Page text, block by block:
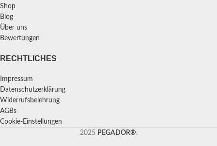
Shop
Blog
Über uns
Bewertungen
RECHTLICHES
Impressum
Datenschutzerklärung
Widerrufsbelehrung
AGBs
Cookie-Einstellungen
2025 PEGADOR®.